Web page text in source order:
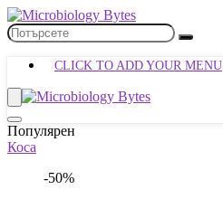
CLICK TO ADD YOUR MENU
Популярен
Коса
-50%